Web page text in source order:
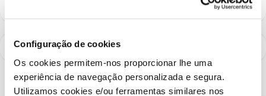
Configuração de cookies
Os cookies permitem-nos proporcionar lhe uma
experiência de navegação personalizada e segura.
Utilizamos cookies e/ou ferramentas similares nos